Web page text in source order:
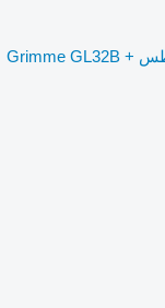
آلة زراعة البطاطس Grimme GL32B +